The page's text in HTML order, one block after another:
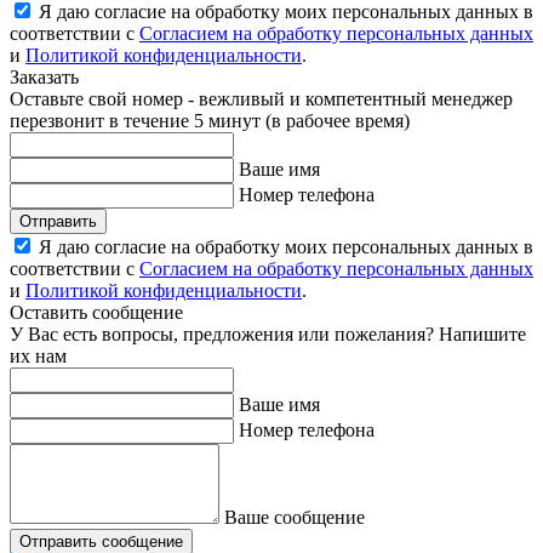
Я даю согласие на обработку моих персональных данных в
соответствии с Согласием на обработку персональных данных
и Политикой конфиденциальности.
Заказать
Оставьте свой номер - вежливый и компетентный менеджер
перезвонит в течение 5 минут (в рабочее время)
Ваше имя
Номер телефона
Отправить
Я даю согласие на обработку моих персональных данных в
соответствии с Согласием на обработку персональных данных
и Политикой конфиденциальности.
Оставить сообщение
У Вас есть вопросы, предложения или пожелания? Напишите
их нам
Ваше имя
Номер телефона
Ваше сообщение
Отправить сообщение